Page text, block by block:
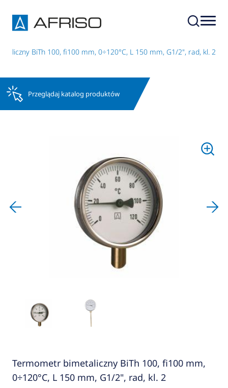
BiTh 100, fi100 mm, 0÷120°C, L 150 mm, G1/2", rad, kl. 2
Przeglądaj katalog produktów
Termometr bimetaliczny BiTh 100, fi100 mm,
0÷120°C, L 150 mm, G1/2", rad, kl. 2